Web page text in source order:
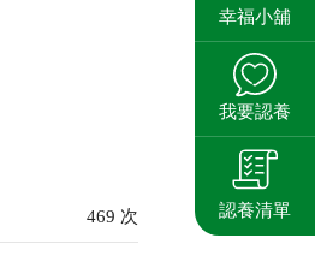
469 次
幸福小舖
我要認養
認養清單